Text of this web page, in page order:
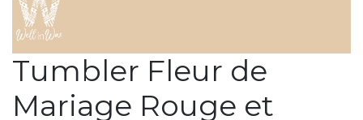
Tumbler Fleur de
Mariage Rouge et